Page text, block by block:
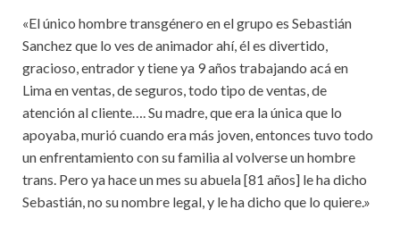
«El único hombre transgénero en el grupo es Sebastián
Sanchez que lo ves de animador ahí, él es divertido,
gracioso, entrador y tiene ya 9 años trabajando acá en
Lima en ventas, de seguros, todo tipo de ventas, de
atención al cliente…. Su madre, que era la única que lo
apoyaba, murió cuando era más joven, entonces tuvo todo
un enfrentamiento con su familia al volverse un hombre
trans. Pero ya hace un mes su abuela [81 años] le ha dicho
Sebastián, no su nombre legal, y le ha dicho que lo quiere.»